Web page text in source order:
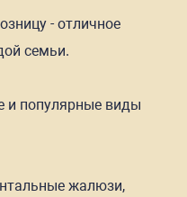
- отличное
семьи.
и популярные виды
жалюзи,